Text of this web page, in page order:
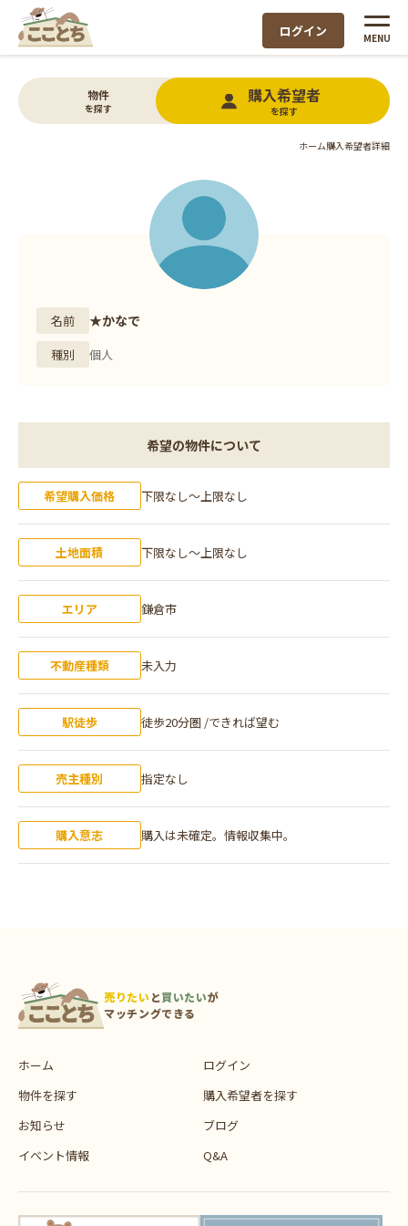
ログイン MENU
物件
を探す
購入希望者
を探す
ホーム購入希望者詳細
名前 ★かなで
種別 個人
希望の物件について
希望購入価格 下限なし〜上限なし
土地面積 下限なし〜上限なし
エリア 鎌倉市
不動産種類 未入力
駅徒歩 徒歩20分圏 /できれば望む
売主種別 指定なし
購入意志 購入は未確定。情報収集中。
売りたいと買いたいが
マッチングできる
ホーム
ログイン
物件を探す
購入希望者を探す
お知らせ
ブログ
イベント情報
Q&A